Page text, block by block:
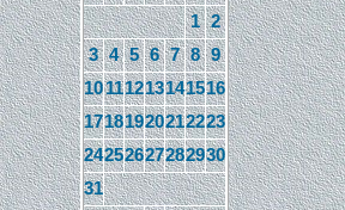
1 2
3 4 5 6 7 8 9
10111213141516
17181920212223
24252627282930
31